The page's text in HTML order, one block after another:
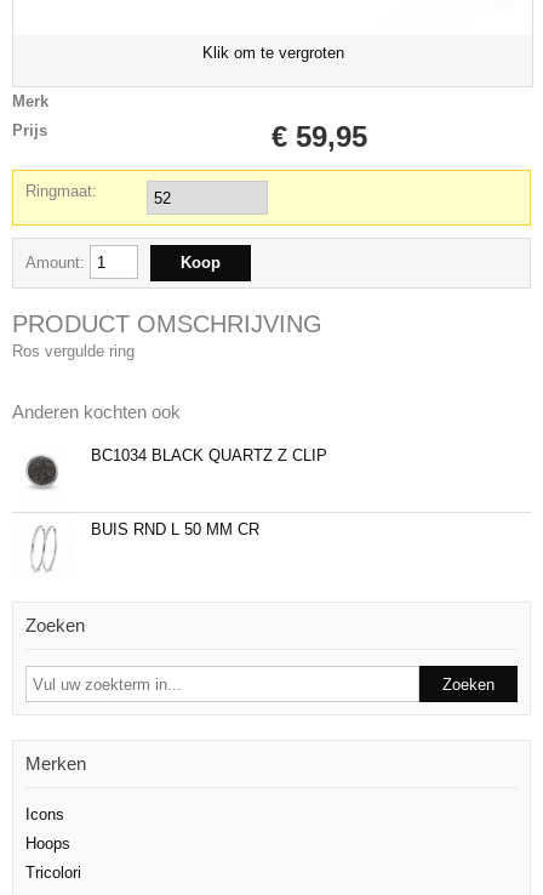
Klik om te vergroten
Merk
Prijs
€ 59,95
Ringmaat:
Amount:
PRODUCT OMSCHRIJVING
Ros vergulde ring
Anderen kochten ook
BC1034 BLACK QUARTZ Z CLIP
BUIS RND L 50 MM CR
Zoeken
Merken
Icons
Hoops
Tricolori